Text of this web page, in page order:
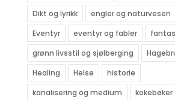
Dikt og lyrikk
engler og naturvesen
Eventyr
eventyr og fabler
grønn livsstil og sjølberging
Healing
Helse
historie
kanalisering og medium
kokebøker